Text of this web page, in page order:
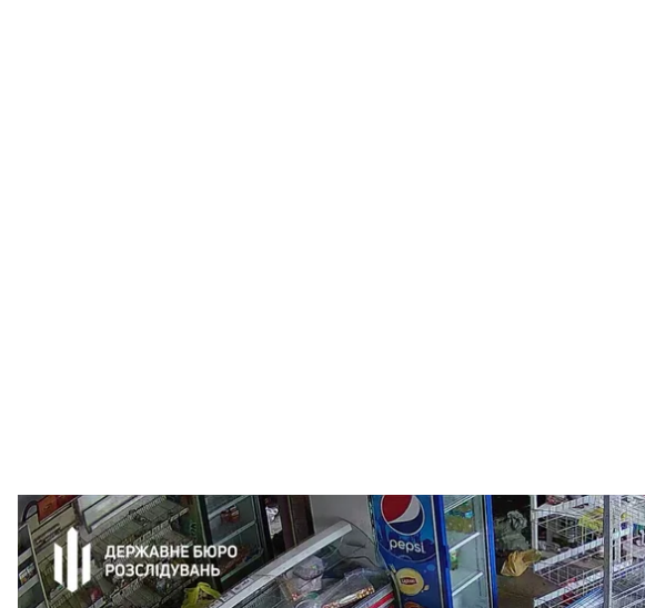
Підозрюваний з окупантами нібито обікрали магазин на
Державне бюро розслідувань
Правоохоронці повідомили про підозру колишньому
За версією слідства, на початку повномасштабного вторгнення